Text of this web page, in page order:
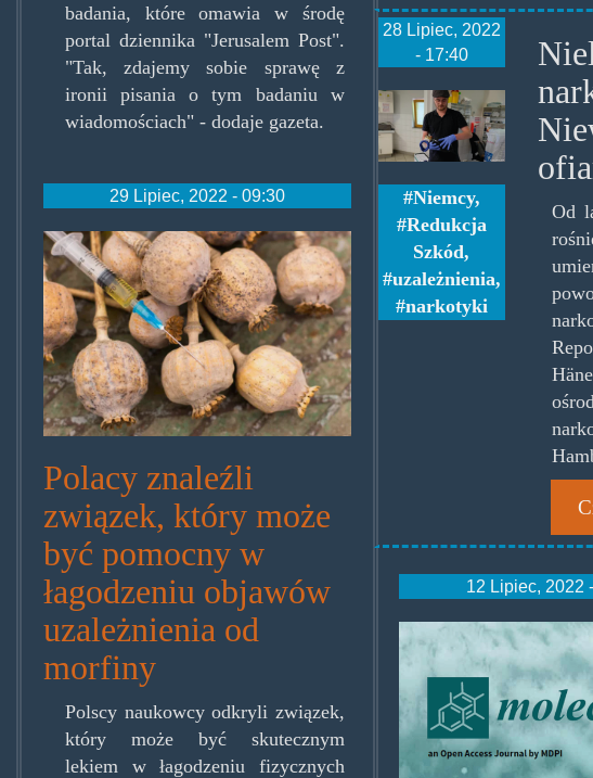
badania, które omawia w środę
portal dziennika "Jerusalem Post".
"Tak, zdajemy sobie sprawę z
ironii pisania o tym badaniu w
wiadomościach" - dodaje gazeta.
29 Lipiec, 2022 - 09:30
morfina_0-
768x512.jpg
Polacy znaleźli
związek, który może
być pomocny w
łagodzeniu objawów
uzależnienia od
morfiny
Polscy naukowcy odkryli związek,
który może być skutecznym
lekiem w łagodzeniu fizycznych
28 Lipiec, 2022
- 17:40
Niemcy,
Redukcja
Szkód,
uzależnienia,
narkotyki
Od
12 Lipiec, 2022